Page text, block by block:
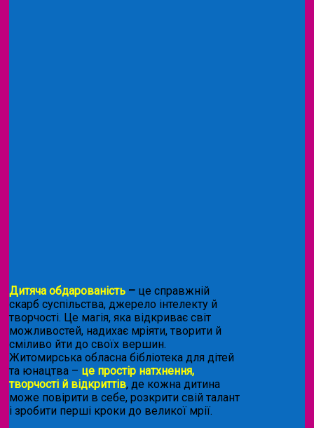
Дитяча обдарованість – це справжній
скарб суспільства, джерело інтелекту й
творчості. Це магія, яка відкриває світ
можливостей, надихає мріяти, творити й
сміливо йти до своїх вершин.
Житомирська обласна бібліотека для дітей
та юнацтва – це простір натхнення,
творчості й відкриттів, де кожна дитина
може повірити в себе, розкрити свій талант
і зробити перші кроки до великої мрії.